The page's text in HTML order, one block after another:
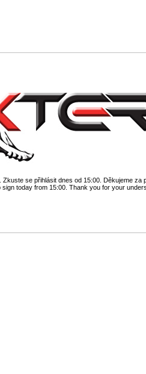
se přihlásit dnes od 15:00. Děkujeme za
today from 15:00. Thank you for your